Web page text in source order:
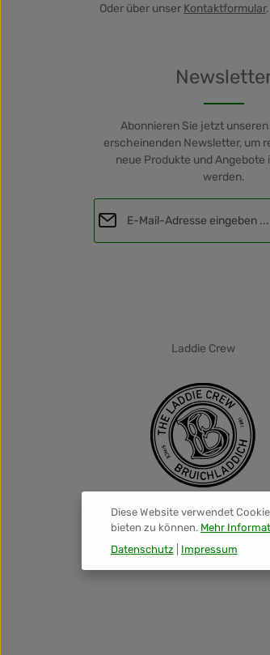
Oder über unser Kontaktformular.
Abonnieren Sie jetzt
erscheinenden Newsletter, um
neue Produkte und Angebote
werden.
Laddie Crew
Diese Website verwendet
bieten zu können. Mehr
Datenschutz
Impressum